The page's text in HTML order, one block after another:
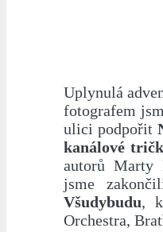
Uplynulá
fotografem
ulici podpořit
kanálové
autorů Marty
jsme
Všudybudu,
Orchestra,